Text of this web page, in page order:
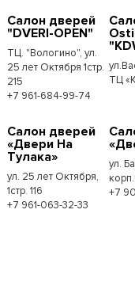
Салон дверей
"DVERI-OPEN"
ТЦ. "Вологино", ул.
25 лет Октября 1стр.
215
+7 961-684-99-74
ТЦ
Салон дверей
«Двери На
Тулака»
ул. 25 лет Октября,
1стр. 116
+7 961-063-32-33
ул.
+7